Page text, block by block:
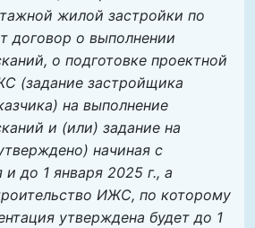
жилой застройки по
договор о выполнении
о подготовке проектной
(задание застройщика
на выполнение
и (или) задание на
начиная с
и до 1 января 2025 г., а
ИЖС, по которому
утверждена будет до 1